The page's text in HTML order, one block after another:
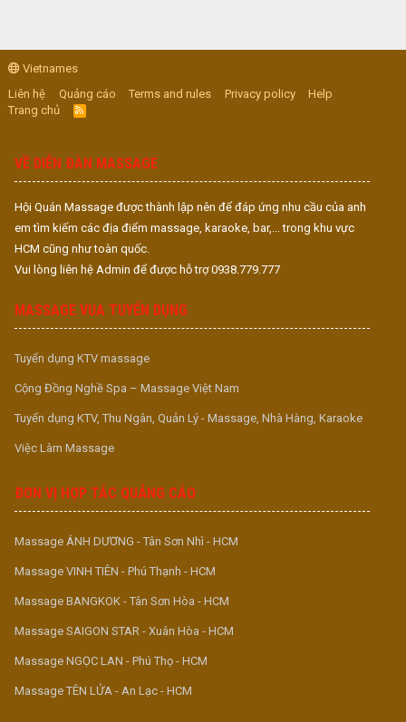
Vietnames
Liên hệ
Quảng cáo Terms and rules Privacy policy
Help
Trang chủ
R
S
VỀ DIỄN ĐÀN MASSAGE
Hội Quán Massage được thành lập nên để đáp ứng nhu cầu của anh
em tìm kiếm các địa điểm massage, karaoke, bar,... trong khu vực
HCM cũng như toàn quốc.
Vui lòng liên hệ Admin để được hỗ trợ 0938.779.777
MASSAGE VUA TUYỂN DỤNG
Tuyển dụng KTV massage
Cộng Đồng Nghề Spa – Massage Việt Nam
Tuyển dụng KTV, Thu Ngân, Quản Lý - Massage, Nhà Hàng, Karaoke
Việc Làm Massage
ĐƠN VỊ HỢP TÁC QUẢNG CÁO
Massage ÁNH DƯƠNG - Tân Sơn Nhì - HCM
Massage VINH TIÊN - Phú Thạnh - HCM
Massage BANGKOK - Tân Sơn Hòa - HCM
Massage SAIGON STAR - Xuân Hòa - HCM
Massage NGỌC LAN - Phú Thọ - HCM
Massage TÊN LỬA - An Lạc - HCM